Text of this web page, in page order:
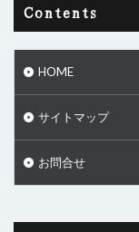
Contents
HOME
サイトマップ
お問合せ